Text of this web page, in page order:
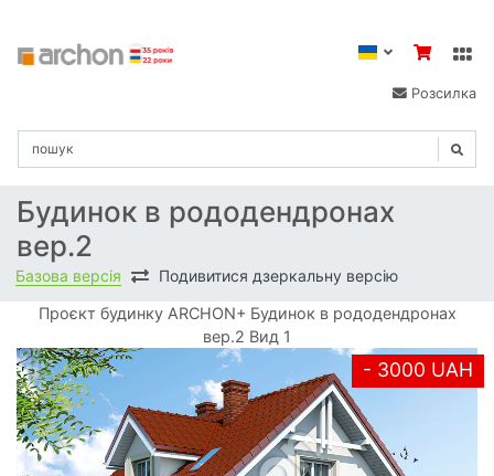
Розсилка
Будинок в рододендронах
вер.2
Базова версія Подивитися дзеркальну версію
Проєкт будинку ARCHON+ Будинок в рододендронах
вер.2 Вид 1
- 3000 UAH